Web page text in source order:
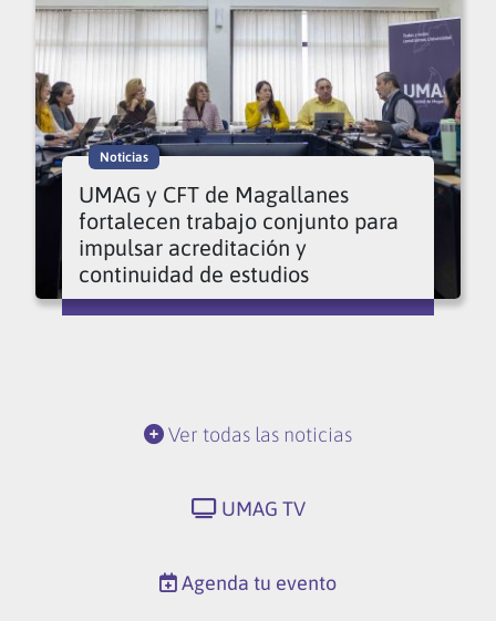
Noticias
UMAG y CFT de Magallanes
fortalecen trabajo conjunto para
impulsar acreditación y
continuidad de estudios
Ver todas las noticias
UMAG TV
Agenda tu evento